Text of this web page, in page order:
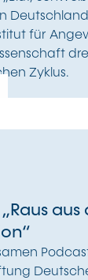
für
Zyklus.
aus